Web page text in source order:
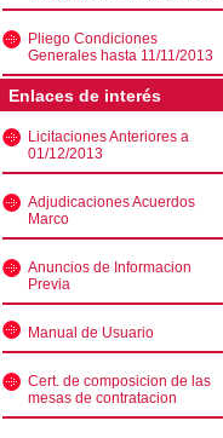
Pliego Condiciones
Generales hasta 11/11/2013
Enlaces de interés
Licitaciones Anteriores a
01/12/2013
Adjudicaciones Acuerdos
Marco
Anuncios de Informacion
Previa
Manual de Usuario
Cert. de composicion de las
mesas de contratacion